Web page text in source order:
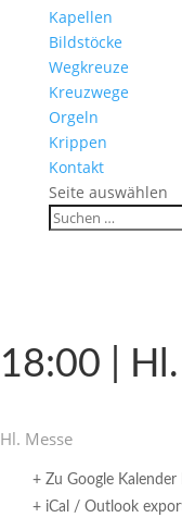
Kapellen
Bild­stöcke
Wegkreuze
Kreuz­wege
Orgeln
Krippen
Kontakt
Seite auswählen
18:00 |
Hl. Messe
+ Zu Google Kalender
+ iCal / Outlook